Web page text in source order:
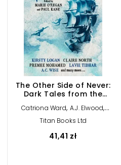
The Other Side of Never:
Dark Tales from the
Catriona Ward, A.J. Elwood,
Genevieve Gornichec , A.C. Wise
Adrian Tchaikovsky,Rio Youers
Cavan Scott,Muriel Gray
Priya Sharma
Titan Books Ltd
41,41 zł